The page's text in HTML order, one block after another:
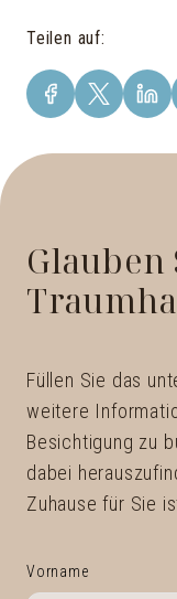
Teilen auf:
Glauben
Füllen Sie das
weitere
Besichtigung zu
dabei
Zuhause für Sie
Vorname